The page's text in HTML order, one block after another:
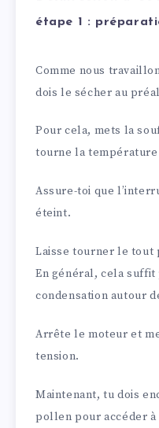
étape 1 :
Comme nous
dois le sécher au
Pour cela, mets la
tourne la température
Assure-toi que
éteint.
Laisse tourner le tout
En général, cela suffit
condensation autour
Arrête le moteur et
tension.
Maintenant, tu dois
pollen pour accéder à